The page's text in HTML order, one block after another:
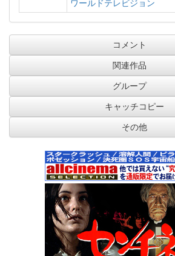
ワールドテレビジョン
コメント
関連作品
グループ
キャッチコピー
その他